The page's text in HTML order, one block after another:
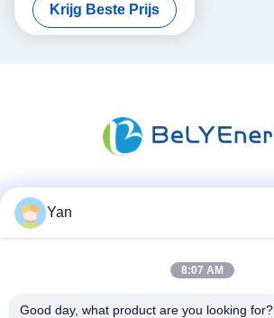
12V 300Ah met Bluetooth
Krijg Beste Prijs
Yan
8:07 AM
Good day, what product are you looking for?